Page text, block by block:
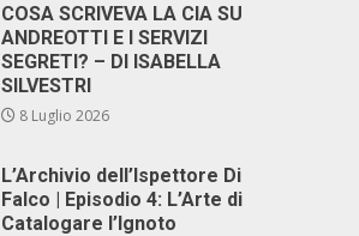
COSA SCRIVEVA LA CIA SU
ANDREOTTI E I SERVIZI
SEGRETI? – DI ISABELLA
SILVESTRI
8 Luglio 2026
L’Archivio dell’Ispettore Di
Falco | Episodio 4: L’Arte di
Catalogare l’Ignoto